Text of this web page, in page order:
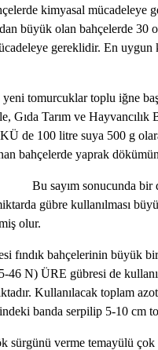
mücadeleye
büyük olan bahçelerde
gereklidir. En
iğne başının
Gıda Tarım ve
100 litre suya 500 g
bahçelerde yaprak
kozalak
gübre kullanılması
olur.
bir çoğunluğunun
N) ÜRE gübresi de
Kullanılacak toplam
banda serpilip 5-10 cm
çok fazladır.